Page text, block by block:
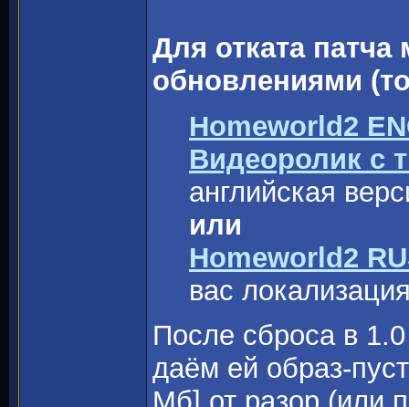
Для отката
обновлениями
Homeworld2
Видеоролик с
английская
или
Homeworld2
вас
После сброса в 1.0
даём ей образ-